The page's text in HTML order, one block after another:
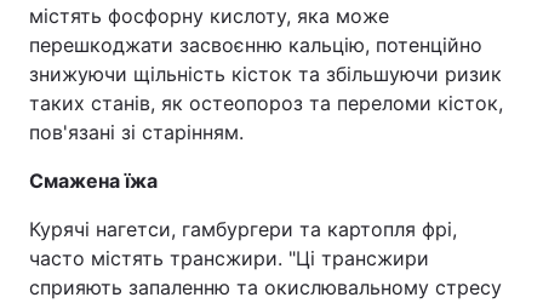
містять фосфорну кислоту, яка може
перешкоджати засвоєнню кальцію, потенційно
знижуючи щільність кісток та збільшуючи ризик
таких станів, як остеопороз та переломи кісток,
пов'язані зі старінням.
Смажена їжа
Курячі нагетси, гамбургери та картопля фрі,
часто містять трансжири. "Ці трансжири
сприяють запаленню та окислювальному стресу